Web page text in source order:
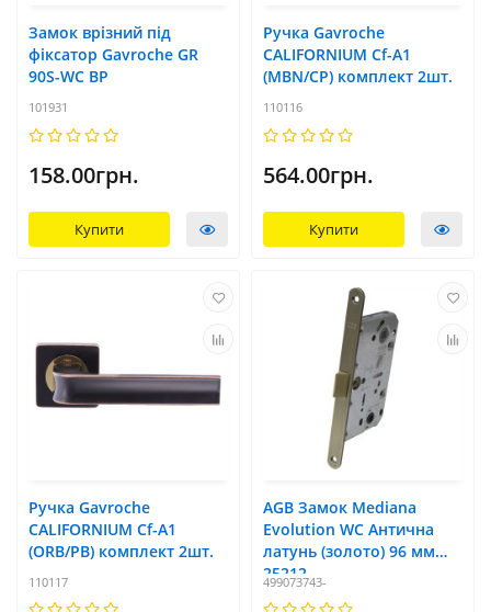
Замок врізний під
фіксатор Gavroche GR
90S-WC BP
101931
158.00грн.
Купити
Ручка Gavroche
CALIFORNIUM Cf-A1
(MBN/CP) комплект 2шт.
110116
564.00грн.
Купити
Ручка Gavroche
CALIFORNIUM Cf-A1
(ORB/PB) комплект 2шт.
110117
AGB Замок Mediana
Evolution WC Антична
латунь (золото) 96 мм
25212
499073743-